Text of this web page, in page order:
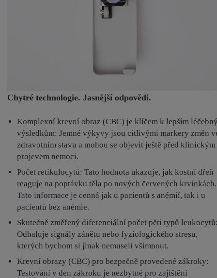
Chytré technologie. Jasnější odpovědi.
Komplexní krevní obraz (CBC) je klíčem k lepším
výsledkům: Jemné výkyvy jsou citlivými markery změn
zdravotním stavu a mohou se objevit ještě před klinickým
projevem nemoci.
Počet retikulocytů: Tato hodnota ukazuje, jak kostní dřeň
reaguje na poptávku těla po nových červených krvinkách.
Tato informace je cenná jak u pacientů s anémií, tak i u
pacientů bez anémie.
Skutečně změřený diferenciální počet pěti typů
Odhaluje signály zánětu nebo fyziologického stresu,
kterých bychom si jinak nemuseli všimnout.
Krevní obrazy (CBC) pro bezpečně provedené zákroky:
Testování v den zákroku je nezbytné pro zajištění